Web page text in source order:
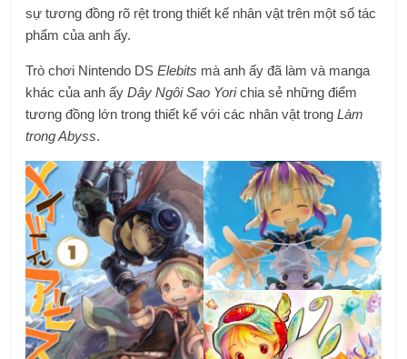
sự tương đồng rõ rệt trong thiết kế nhân vật trên một số tác
phẩm của anh ấy.
Trò chơi Nintendo DSElebits mà anh ấy đã làm và manga
khác của anh ấyDây Ngôi Sao Yorichia sẻ những điểm
tương đồng lớn trong thiết kế với các nhân vật trongLàm
trong Abyss.